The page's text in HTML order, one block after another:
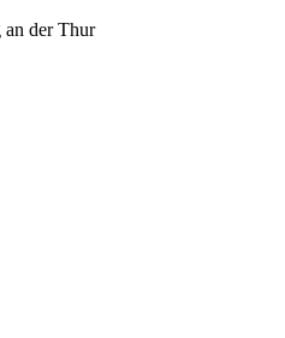
an der Thur